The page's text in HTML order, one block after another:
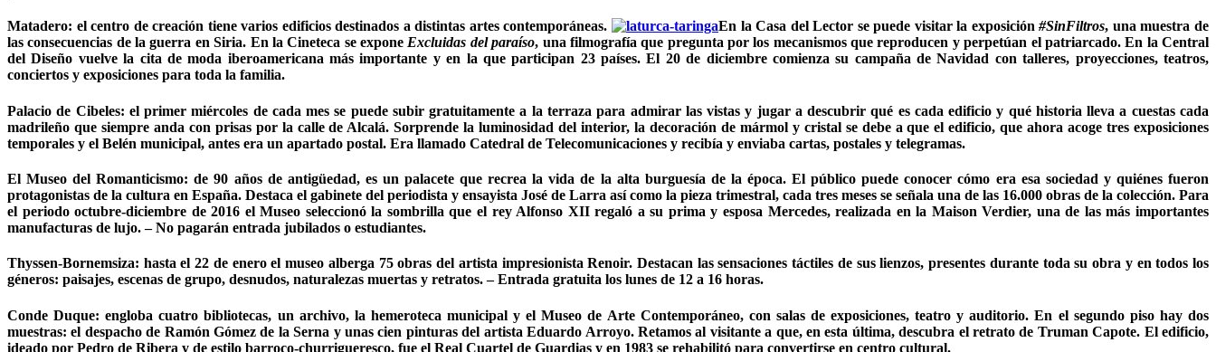
Matadero: el centro de creación tiene varios edificios destinados a distintas artes contemporáneas. En la Casa del Lector se puede visitar la exposición#SinFiltros, una muestra de
las consecuencias de la guerra en Siria. En la Cineteca se exponeExcluidas del paraíso, una filmografía que pregunta por los mecanismos que reproducen y perpetúan el patriarcado. En la Central
del Diseño vuelve la cita de moda iberoamericana más importante y en la que participan 23 países. El 20 de diciembre comienza su campaña de Navidad con talleres, proyecciones, teatros,
conciertos y exposiciones para toda la familia.
Palacio de Cibeles: el primer miércoles de cada mes se puede subir gratuitamente a la terraza para admirar las vistas y jugar a descubrir qué es cada edificio y qué historia lleva a cuestas cada
madrileño que siempre anda con prisas por la calle de Alcalá. Sorprende la luminosidad del interior, la decoración de mármol y cristal se debe a que el edificio, que ahora acoge tres exposiciones
temporales y el Belén municipal, antes era un apartado postal. Era llamado Catedral de Telecomunicaciones y recibía y enviaba cartas, postales y telegramas.
ElMuseo del Romanticismo: de 90 años de antigüedad, es un palacete que recrea la vida de la alta burguesía de la época. El público puede conocer cómo era esa sociedad y quiénes fueron
protagonistas de la cultura en España. Destaca el gabinete del periodista y ensayista José de Larra así como la pieza trimestral, cada tres meses se señala una de las 16.000 obras de la colección. Para
el periodo octubre-diciembre de 2016 el Museo seleccionó la sombrilla que el rey Alfonso XII regaló a su prima y esposa Mercedes, realizada en la Maison Verdier, una de las más importantes
manufacturas de lujo. – No pagarán entrada jubilados o estudiantes.
Thyssen-Bornemsiza: hasta el 22 de enero el museo alberga 75 obras del artista impresionista Renoir. Destacan las sensaciones táctiles de sus lienzos, presentes durante toda su obra y en todos los
géneros: paisajes, escenas de grupo, desnudos, naturalezas muertas y retratos. – Entrada gratuita los lunes de 12 a 16 horas.
Conde Duque: engloba cuatro bibliotecas, un archivo, la hemeroteca municipal y el Museo de Arte Contemporáneo, con salas de exposiciones, teatro y auditorio. En el segundo piso hay dos
muestras: el despacho de Ramón Gómez de la Serna y unas cien pinturas del artista Eduardo Arroyo. Retamos al visitante a que, en esta última, descubra el retrato de Truman Capote. El edificio,
ideado por Pedro de Ribera y de estilo barroco-churrigueresco, fue el Real Cuartel de Guardias y en 1983 se rehabilitó para convertirse en centro cultural.